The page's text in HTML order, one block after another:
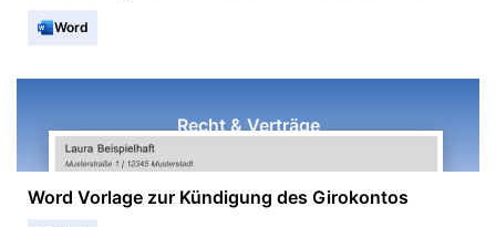
Word
Recht & Verträge
Word Vorlage zur Kündigung des Girokontos